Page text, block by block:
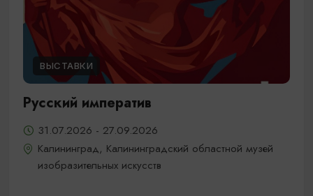
ВЫСТАВКИ
Русский императив
31.07.2026 - 27.09.2026
Калининград, Калининградский областной музей
изобразительных искусств